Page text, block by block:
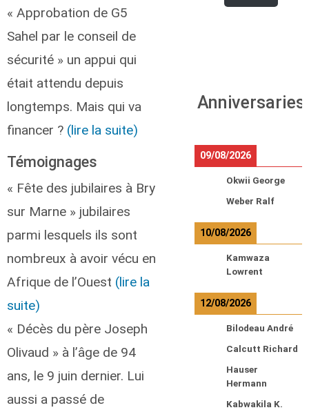
« Approbation de G5
Sahel par le conseil de
sécurité » un appui qui
était attendu depuis
longtemps. Mais qui va
financer ? (lire la suite)
Témoignages
« Fête des jubilaires à Bry
sur Marne » jubilaires
parmi lesquels ils sont
nombreux à avoir vécu en
Afrique de l’Ouest (lire la
suite)
« Décès du père Joseph
Olivaud » à l’âge de 94
ans, le 9 juin dernier. Lui
aussi a passé de
Anniversaries
09/08/2026
Okwii George
Weber Ralf
10/08/2026
Kamwaza
Lowrent
12/08/2026
Bilodeau André
Calcutt Richard
Hauser
Hermann
Kabwakila K.